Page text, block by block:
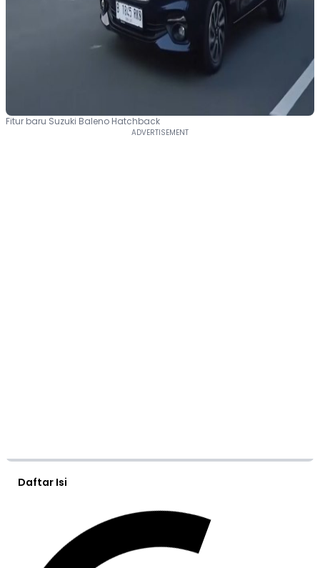
Fitur baru Suzuki Baleno Hatchback
Daftar Isi